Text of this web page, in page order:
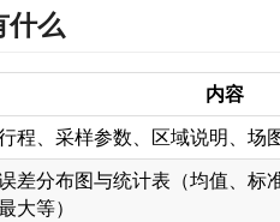
么
内容
程、采样参数、区域说明、场
差分布图与统计表（均值、标
大等）